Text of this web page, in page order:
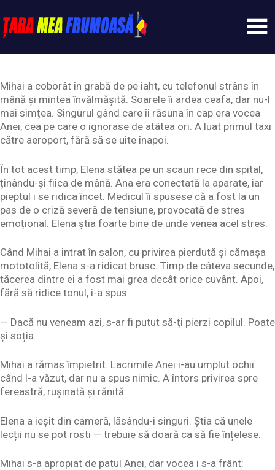
to
content
Tarameafrumoasa
Mihai a coborât în grabă de pe iaht, cu telefonul strâns în
mână și mintea învălmășită. Soarele îi ardea ceafa, dar nu-l
mai simțea. Singurul gând care îi răsuna în cap era vocea
Anei, cea pe care o ignorase de atâtea ori. A luat primul taxi
către aeroport, fără să se uite înapoi.
În tot acest timp, Elena stătea pe un scaun rece din spital,
ținându-și fiica de mână. Ana era conectată la aparate, iar
pieptul i se ridica încet. Medicul îi spusese că a fost la un
pas de o criză severă de tensiune, provocată de stres
emoțional. Elena știa foarte bine de unde venea acel stres.
Când Mihai a intrat în salon, cu privirea pierdută și cămașa
mototolită, Elena s-a ridicat brusc. Timp de câteva secunde,
tăcerea dintre ei a fost mai grea decât orice cuvânt. Apoi,
fără să ridice tonul, i-a spus:
— Dacă nu veneam azi, s-ar fi putut să-ți pierzi copilul. Poate
și soția.
Mihai a rămas împietrit. Lacrimile Anei i-au umplut ochii
când l-a văzut, dar nu a spus nimic. A întors privirea spre
fereastră, rușinată și rănită.
Elena a ieșit din cameră, lăsându-i singuri. Știa că unele
lecții nu se pot rosti — trebuie să doară ca să fie înțelese.
Mihai s-a apropiat de patul Anei, dar vocea i s-a frânt: